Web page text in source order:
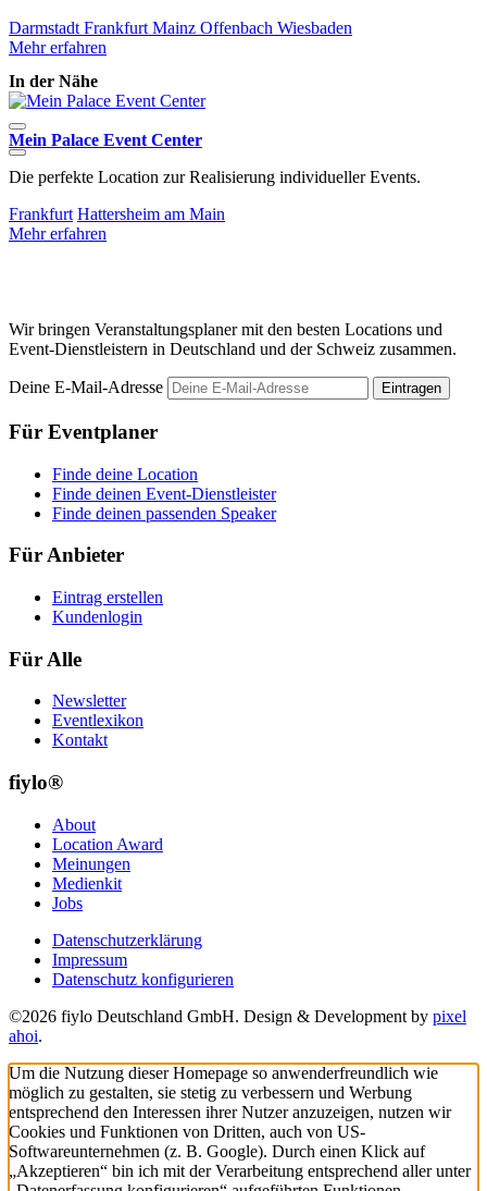
Darmstadt Frankfurt Mainz Offenbach Wiesbaden
Mehr erfahren
In der Nähe
Mein Palace Event Center
Die perfekte Location zur Realisierung individueller Events.
Frankfurt Hattersheim am Main
Mehr erfahren
Wir bringen Veranstaltungsplaner mit den besten Locations und
Event-Dienstleistern in Deutschland und der Schweiz zusammen.
Deine E-Mail-Adresse Eintragen
Für Eventplaner
Finde deine Location
Finde deinen Event-Dienstleister
Finde deinen passenden Speaker
Für Anbieter
Eintrag erstellen
Kundenlogin
Für Alle
Newsletter
Eventlexikon
Kontakt
fiylo®
About
Location Award
Meinungen
Medienkit
Jobs
Datenschutzerklärung
Impressum
Datenschutz konfigurieren
©2026 fiylo Deutschland GmbH. Design & Development by pixel
ahoi.
Um die Nutzung dieser Homepage so anwenderfreundlich wie
möglich zu gestalten, sie stetig zu verbessern und Werbung
entsprechend den Interessen ihrer Nutzer anzuzeigen, nutzen wir
Cookies und Funktionen von Dritten, auch von US-
Softwareunternehmen (z. B. Google). Durch einen Klick auf
„Akzeptieren“ bin ich mit der Verarbeitung entsprechend aller unter